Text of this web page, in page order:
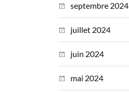
septembre 2024
juillet 2024
juin 2024
mai 2024